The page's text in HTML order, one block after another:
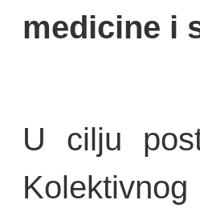
medicine i
U cilju